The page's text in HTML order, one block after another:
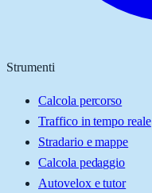
Strumenti
Calcola percorso
Traffico in tempo reale
Stradario e mappe
Calcola pedaggio
Autovelox e tutor